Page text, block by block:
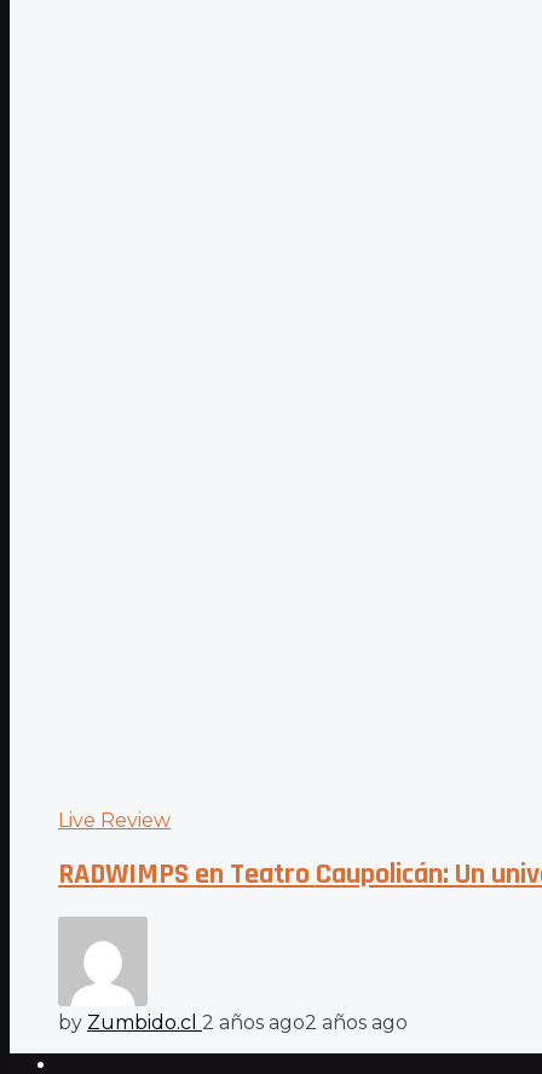
Live Review
RADWIMPS en Teatro Caupolicán: Un
by Zumbido.cl 2 años ago2 años ago